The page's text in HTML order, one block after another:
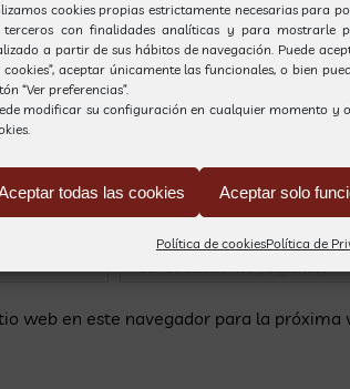
cookies propias estrictamente necesarias para
terceros con finalidades analíticas y para mostrarle
a partir de sus hábitos de navegación. Puede
cookies”, aceptar únicamente las funcionales, o bien
“Ver preferencias”.
modificar su configuración en cualquier momento y
todas las cookies Aceptar solo
Política de cookiesPolítica de
web en este navegador para la próxima